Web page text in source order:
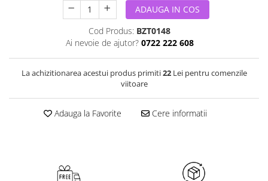
ADAUGA IN COS
Cod Produs: BZT0148
Ai nevoie de ajutor? 0722 222 608
La achizitionarea acestui produs primiti22Lei pentru comenzile
viitoare
Adauga la Favorite Cere informatii